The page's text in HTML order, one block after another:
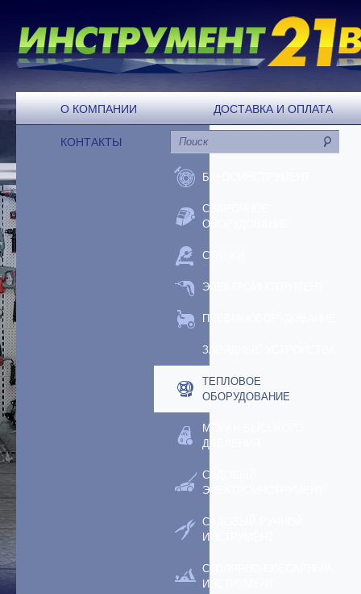
О КОМПАНИИ ДОСТАВКА И ОПЛАТА
КОНТАКТЫ
БЕНЗОИНСТРУМЕНТ
СВАРОЧНОЕ
ОБОРУДОВАНИЕ
СТАНКИ
ЭЛЕКТРОИНСТРУМЕНТ
ПНЕВМООБОРУДОВАНИЕ
ЗАРЯДНЫЕ УСТРОЙСТВА
ТЕПЛОВОЕ
ОБОРУДОВАНИЕ
МОЙКИ ВЫСОКОГО
ДАВЛЕНИЯ
САДОВЫЙ
ЭЛЕКТРОИНСТРУМЕНТ
САДОВЫЙ РУЧНОЙ
ИНСТРУМЕНТ
СТОЛЯРНО-СЛЕСАРНЫЙ
ИНСТРУМЕНТ